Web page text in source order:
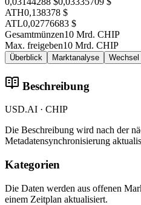
ATH0,138378 $
ATL0,02776683 $
Gesamtmünzen10 Mrd. CHIP
Max. freigeben10 Mrd. CHIP
Überblick Marktanalyse Wechsel
Beschreibung
USD.AI · CHIP
Die Beschreibung wird nach der
Metadatensynchronisierung
Kategorien
Die Daten werden aus offenen
einem Zeitplan aktualisiert.